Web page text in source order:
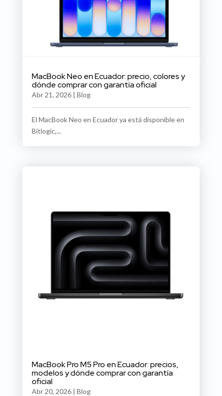
MacBook Neo en Ecuador: precio, colores y
dónde comprar con garantía oficial
Abr 21, 2026| Blog
El MacBook Neo en Ecuador ya está disponible en
Bitlogic,...
MacBook Pro M5 Pro en Ecuador: precios,
modelos y dónde comprar con garantía
oficial
Abr 20, 2026| Blog